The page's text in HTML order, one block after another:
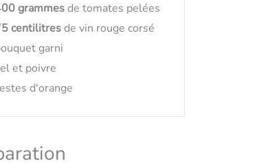
grammesde tomates pelées
centilitresde vin rouge corsé
garni
et poivre
d'orange